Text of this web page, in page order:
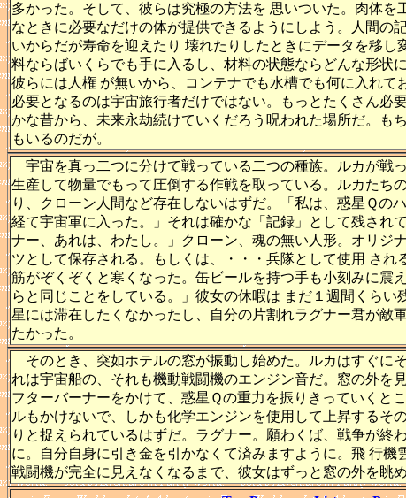
多かった。そして、彼らは究極の方法を 思いついた。肉体を
なときに必要なだけの体が提供できるようにしよう。人間の
いからだが寿命を迎えたり 壊れたりしたときにデータを移し
料ならばいくらでも手に入るし、材料の状態ならどんな形状
彼らには人権 が無いから、コンテナでも水槽でも何に入れて
必要となるのは宇宙旅行者だけではない。もっとたくさん必
かな昔から、未来永劫続けていくだろう呪われた場所だ。も
もいるのだが。
宇宙を真っ二つに分けて戦っている二つの種族。ルカが戦
生産して物量でもって圧倒する作戦を取っている。ルカたち
り、クローン人間など存在しないはずだ。「私は、惑星Ｑの
経て宇宙軍に入った。」それは確かな「記録」として残され
ナー、あれは、わたし。」クローン、魂の無い人形。オリジ
ツとして保存される。もしくは、・・・兵隊として使用 され
筋がぞくぞくと寒くなった。缶ビールを持つ手も小刻みに震
らと同じことをしている。」彼女の休暇は まだ１週間くらい
星には滞在したくなかったし、自分の片割れラグナー君が敵
たかった。
そのとき、突如ホテルの窓が振動し始めた。ルカはすぐに
れは宇宙船の、それも機動戦闘機のエンジン音だ。窓の外を
フターバーナーをかけて、惑星Ｑの重力を振りきっていくと
ルもかけないで、しかも化学エンジンを使用して上昇するそ
りと捉えられているはずだ。ラグナー。願わくば、戦争が終
に。自分自身に引き金を引かなくて済みますように。飛 行機
戦闘機が完全に見えなくなるまで、彼女はずっと窓の外を眺め